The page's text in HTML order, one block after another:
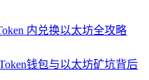
内兑换以太坊全攻略
钱包与以太坊矿坑背后